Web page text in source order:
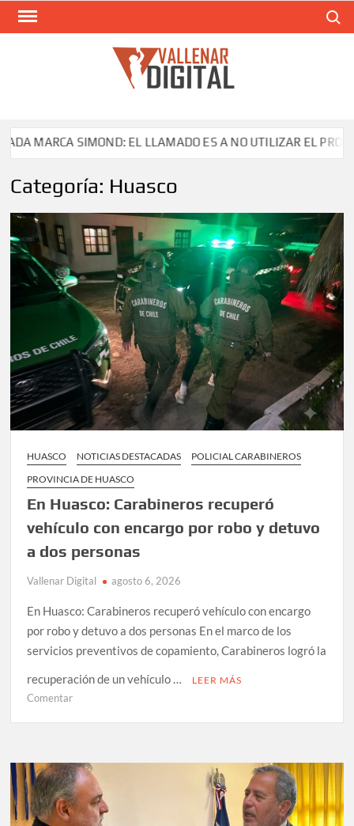
Saltar
SIMOND: EL LLAMADO ES A NO UTILIZAR EL PRODUCTO
Categoría: Huasco
HUASCO NOTICIAS DESTACADAS
POLICIAL CARABINEROS
PROVINCIA DE HUASCO
En Huasco: Carabineros recuperó
vehículo con encargo por robo y detuvo
a dos personas
Vallenar Digital agosto 6, 2026
En Huasco: Carabineros recuperó vehículo con encargo
por robo y detuvo a dos personas En el marco de los
servicios preventivos de copamiento, Carabineros logró la
recuperación de un vehículo …
LEER MÁS
Comentaren
recuperó
vehículo
con
encargo